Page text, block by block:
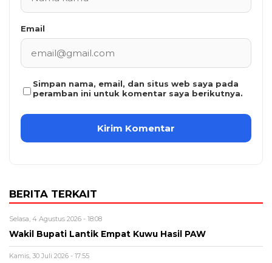
Email
Simpan nama, email, dan situs web saya pada
peramban ini untuk komentar saya berikutnya.
BERITA TERKAIT
Selasa, 4 Agustus 2026 - 18:08
Wakil Bupati Lantik Empat Kuwu Hasil PAW
Kamis, 30 Juli 2026 - 17:55